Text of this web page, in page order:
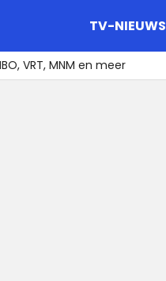
TV-NIEUWS
VRT, MNM en meer